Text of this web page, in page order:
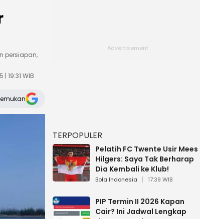
persiapan,
19:31 WIB
TERPOPULER
Pelatih FC Twente Usir Mees
Hilgers: Saya Tak Berharap
Dia Kembali ke Klub!
Bola Indonesia 17:39 WIB
PIP Termin II 2026 Kapan
Cair? Ini Jadwal Lengkap